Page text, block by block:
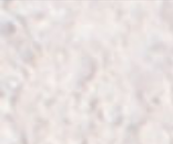
springen